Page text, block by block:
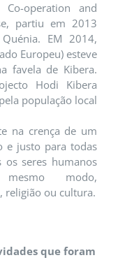
operation and
partiu em 2013
EM 2014,
Europeu) esteve
favela de Kibera.
Hodi Kibera
população local
na crença de um
e justo para todas
os seres humanos
modo,
religião ou cultura.
que foram